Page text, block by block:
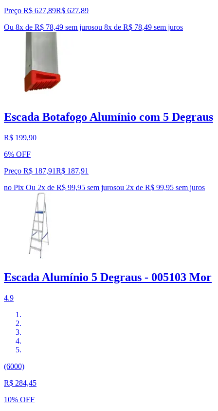
Preço R$ 627,89R$ 627,89
Ou 8x de R$ 78,49 sem jurosou 8x de R$ 78,49 sem juros
Escada Botafogo Alumínio com 5 Degraus
R$ 199,90
6% OFF
Preço R$ 187,91R$ 187,91
no Pix Ou 2x de R$ 99,95 sem jurosou 2x de R$ 99,95 sem juros
Escada Alumínio 5 Degraus - 005103 Mor
4.9
(6000)
R$ 284,45
10% OFF